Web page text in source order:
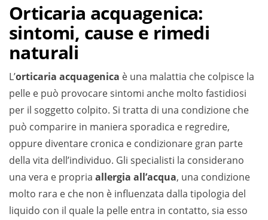
Orticaria acquagenica:
sintomi, cause e rimedi
naturali
L’orticaria acquagenica è una malattia che colpisce la
pelle e può provocare sintomi anche molto fastidiosi
per il soggetto colpito. Si tratta di una condizione che
può comparire in maniera sporadica e regredire,
oppure diventare cronica e condizionare gran parte
della vita dell’individuo. Gli specialisti la considerano
una vera e propria allergia all’acqua, una condizione
molto rara e che non è influenzata dalla tipologia del
liquido con il quale la pelle entra in contatto, sia esso